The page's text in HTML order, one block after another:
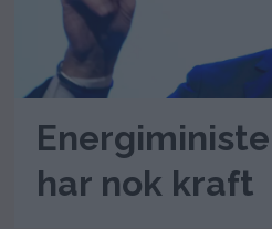
har nok kraft